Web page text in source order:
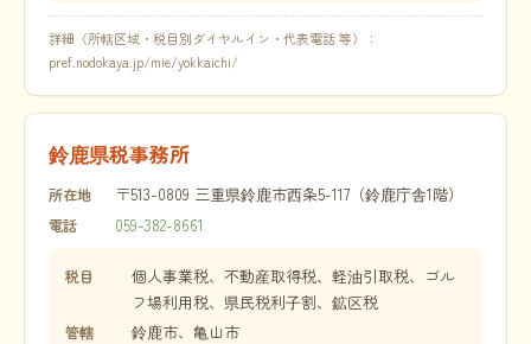
詳細（所轄区域・税目別ダイヤルイン・代表電話 等）：
pref.nodokaya.jp/mie/yokkaichi/
鈴鹿県税事務所
所在地 〒513-0809 三重県鈴鹿市西条5-117（鈴鹿庁舎1階）
電話 059-382-8661
税目
個人事業税、不動産取得税、軽油引取税、ゴル
フ場利用税、県民税利子割、鉱区税
管轄 鈴鹿市、亀山市